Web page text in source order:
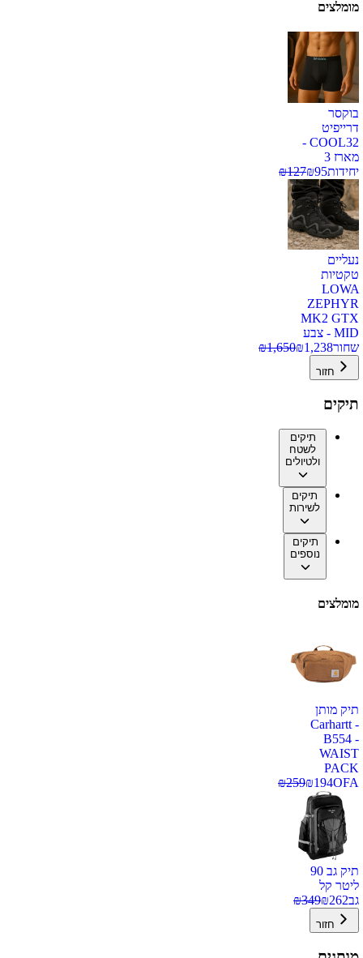
מומלצים
בוקסר
דרייפיט
COOL32 -
מארז 3
יחידות
₪95
₪127
נעליים
טקטיות
LOWA
ZEPHYR
MK2 GTX
MID - צבע
שחור
₪1,238
₪1,650
חזור
תיקים
תיקים
לשטח
ולטיולים
תיקים
לשירות
תיקים
נוספים
מומלצים
תיק מותן
Carhartt -
B554 -
WAIST
PACK
OFA
₪194
₪259
תיק גב 90
ליטר קל
גב
₪262
₪349
חזור